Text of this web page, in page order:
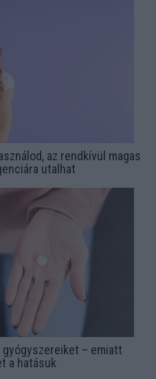
az rendkívül magas
utalhat
– emiatt
a hatásuk